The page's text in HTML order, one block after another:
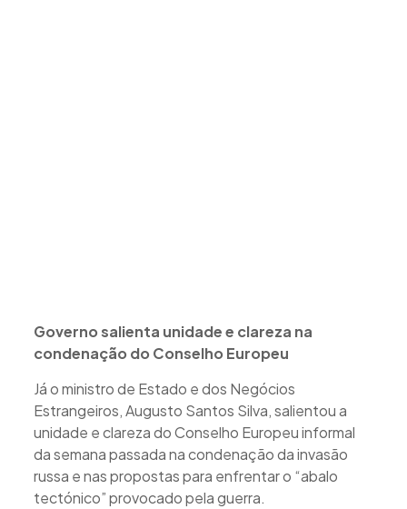
Governo salienta unidade e clareza na
condenação do Conselho Europeu
Já o ministro de Estado e dos Negócios
Estrangeiros, Augusto Santos Silva, salientou a
unidade e clareza do Conselho Europeu informal
da semana passada na condenação da invasão
russa e nas propostas para enfrentar o “abalo
tectónico” provocado pela guerra.